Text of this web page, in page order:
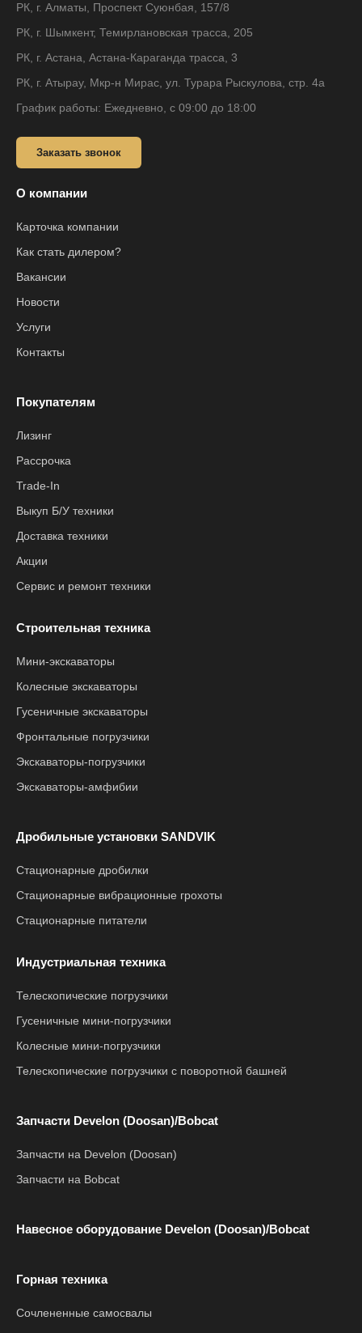
РК, г. Алматы, Проспект Суюнбая, 157/8
РК, г. Шымкент, Темирлановская трасса, 205
РК, г. Астана, Астана-Караганда трасса, 3
РК, г. Атырау, Мкр-н Мирас, ул. Турара Рыскулова, стр. 4а
График работы: Ежедневно, с 09:00 до 18:00
Заказать звонок
О компании
Карточка компании
Как стать дилером?
Вакансии
Новости
Услуги
Контакты
Покупателям
Лизинг
Рассрочка
Trade-In
Выкуп Б/У техники
Доставка техники
Акции
Сервис и ремонт техники
Строительная техника
Мини-экскаваторы
Колесные экскаваторы
Гусеничные экскаваторы
Фронтальные погрузчики
Экскаваторы-погрузчики
Экскаваторы-амфибии
Дробильные установки SANDVIK
Стационарные дробилки
Стационарные вибрационные грохоты
Стационарные питатели
Индустриальная техника
Телескопические погрузчики
Гусеничные мини-погрузчики
Колесные мини-погрузчики
Телескопические погрузчики с поворотной башней
Запчасти Develon (Doosan)/Bobcat
Запчасти на Develon (Doosan)
Запчасти на Bobcat
Навесное оборудование Develon (Doosan)/Bobcat
Горная техника
Сочлененные самосвалы